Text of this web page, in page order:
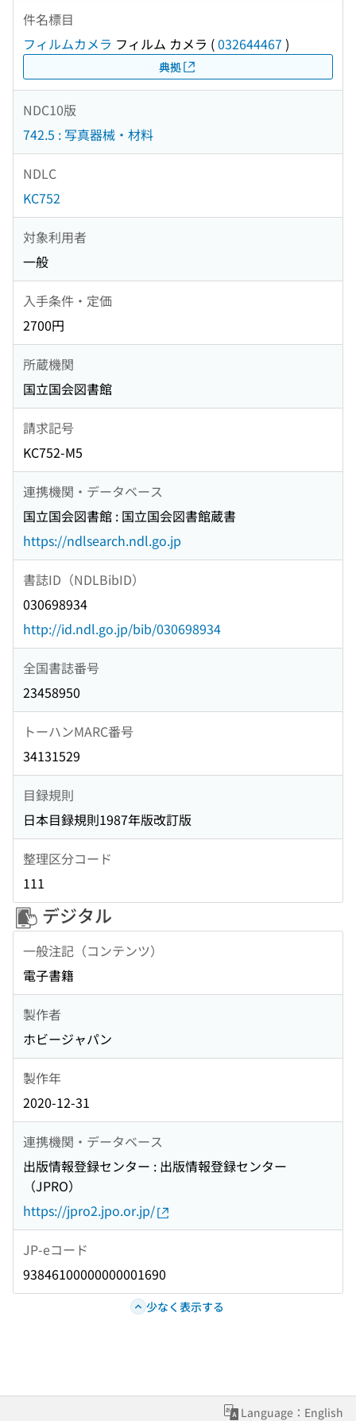
件名標目
フィルムカメラ フィルム カメラ (032644467 )
典拠
NDC10版
742.5 : 写真器械・材料
NDLC
KC752
対象利用者
一般
入手条件・定価
2700円
所蔵機関
国立国会図書館
請求記号
KC752-M5
連携機関・データベース
国立国会図書館 : 国立国会図書館蔵書
https://ndlsearch.ndl.go.jp
書誌ID（NDLBibID）
030698934
http://id.ndl.go.jp/bib/030698934
全国書誌番号
23458950
トーハンMARC番号
34131529
目録規則
日本目録規則1987年版改訂版
整理区分コード
111
デジタル
一般注記（コンテンツ）
電子書籍
製作者
ホビージャパン
製作年
2020-12-31
連携機関・データベース
出版情報登録センター : 出版情報登録センター
（JPRO）
https://jpro2.jpo.or.jp/
JP-eコード
93846100000000001690
少なく表示する
Language：English